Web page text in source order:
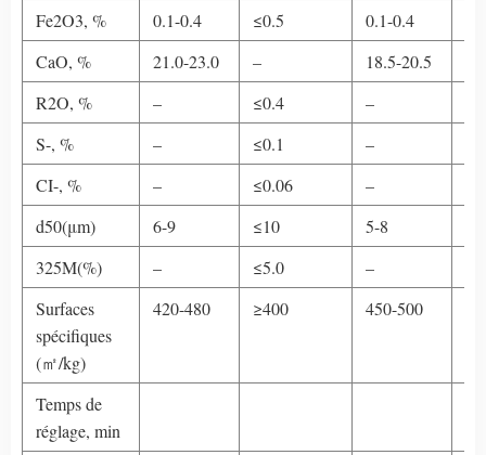
Fe2O3, %
0.1-0.4 ≤0.5 0.1-0.4
CaO, %
21.0-23.0 – 18.5-20.5
R2O, %
– ≤0.4 –
S-, %
– ≤0.1 –
CI-, %
– ≤0.06 –
d50(μm)
6-9 ≤10 5-8
325M(%)
– ≤5.0 –
Surfaces
spécifiques
(㎡/kg)
420-480 ≥400 450-500
Temps de
réglage, min